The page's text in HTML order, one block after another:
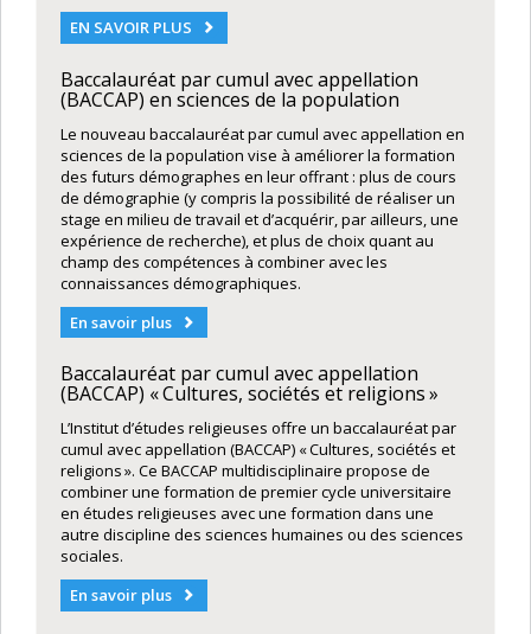
EN SAVOIR PLUS
Baccalauréat par cumul avec appellation
(BACCAP) en sciences de la population
Le nouveau baccalauréat par cumul avec appellation en
sciences de la population vise à améliorer la formation
des futurs démographes en leur offrant : plus de cours
de démographie (y compris la possibilité de réaliser un
stage en milieu de travail et d’acquérir, par ailleurs, une
expérience de recherche), et plus de choix quant au
champ des compétences à combiner avec les
connaissances démographiques.
En savoir plus
Baccalauréat par cumul avec appellation
(BACCAP) « Cultures, sociétés et religions »
L’Institut d’études religieuses offre un baccalauréat par
cumul avec appellation (BACCAP) « Cultures, sociétés et
religions ». Ce BACCAP multidisciplinaire propose de
combiner une formation de premier cycle universitaire
en études religieuses avec une formation dans une
autre discipline des sciences humaines ou des sciences
sociales.
En savoir plus